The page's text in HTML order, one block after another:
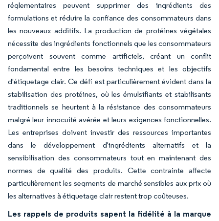
réglementaires peuvent supprimer des ingrédients des
formulations et réduire la confiance des consommateurs dans
les nouveaux additifs. La production de protéines végétales
nécessite des ingrédients fonctionnels que les consommateurs
perçoivent souvent comme artificiels, créant un conflit
fondamental entre les besoins techniques et les objectifs
d'étiquetage clair. Ce défi est particulièrement évident dans la
stabilisation des protéines, où les émulsifiants et stabilisants
traditionnels se heurtent à la résistance des consommateurs
malgré leur innocuité avérée et leurs exigences fonctionnelles.
Les entreprises doivent investir des ressources importantes
dans le développement d'ingrédients alternatifs et la
sensibilisation des consommateurs tout en maintenant des
normes de qualité des produits. Cette contrainte affecte
particulièrement les segments de marché sensibles aux prix où
les alternatives à étiquetage clair restent trop coûteuses.
Les rappels de produits sapent la fidélité à la marque